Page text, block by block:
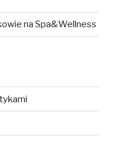
na Spa&Wellness